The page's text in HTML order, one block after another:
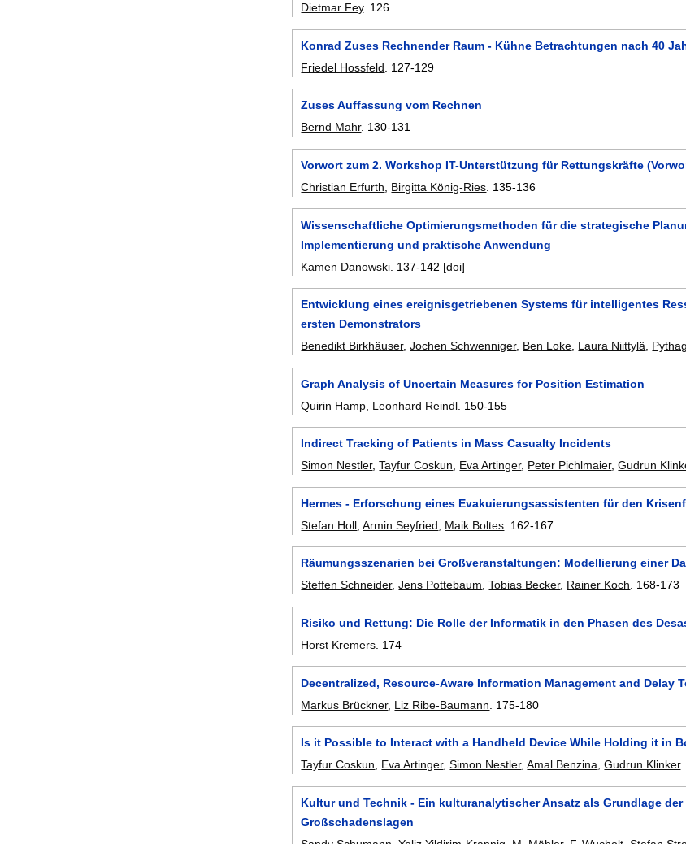
Dietmar Fey. 126
Konrad Zuses Rechnender Raum - Kühne Betrachtungen nach 40
Friedel Hossfeld
127-129
Zuses Auffassung vom Rechnen
Bernd Mahr. 130-131
Vorwort zum 2. Workshop IT-Unterstützung für Rettungskräfte
Christian Erfurth
Birgitta König-Ries 135-136
Wissenschaftliche Optimierungsmethoden für die strategische
Implementierung und praktische Anwendung
Kamen Danowski 137-142 [doi]
Entwicklung eines ereignisgetriebenen Systems für intelligentes
ersten Demonstrators
Benedikt Birkhäuser,Jochen Schwenniger, Ben Loke Laura Niittylä
Graph Analysis of Uncertain Measures for Position Estimation
Quirin Hamp Leonhard Reindl 150-155
Indirect Tracking of Patients in Mass Casualty Incidents
Simon Nestler,Tayfur Coskun, Eva Artinger, Peter Pichlmaier,Gudrun
Hermes - Erforschung eines Evakuierungsassistenten für den
Stefan Holl ,Armin Seyfried Maik Boltes 162-167
Räumungsszenarien bei Großveranstaltungen: Modellierung einer
Steffen Schneider,Jens Pottebaum,Tobias Becker, Rainer Koch. 168-173
Risiko und Rettung: Die Rolle der Informatik in den Phasen des
Horst Kremers 174
Decentralized, Resource-Aware Information Management and Delay
Markus Brückner, Liz Ribe-Baumann 175-180
Is it Possible to Interact with a Handheld Device While Holding it in
Tayfur Coskun
Eva Artinger,Simon Nestler,Amal Benzina ,Gudrun Klinker.
Kultur und Technik - Ein kulturanalytischer Ansatz als Grundlage
Großschadenslagen